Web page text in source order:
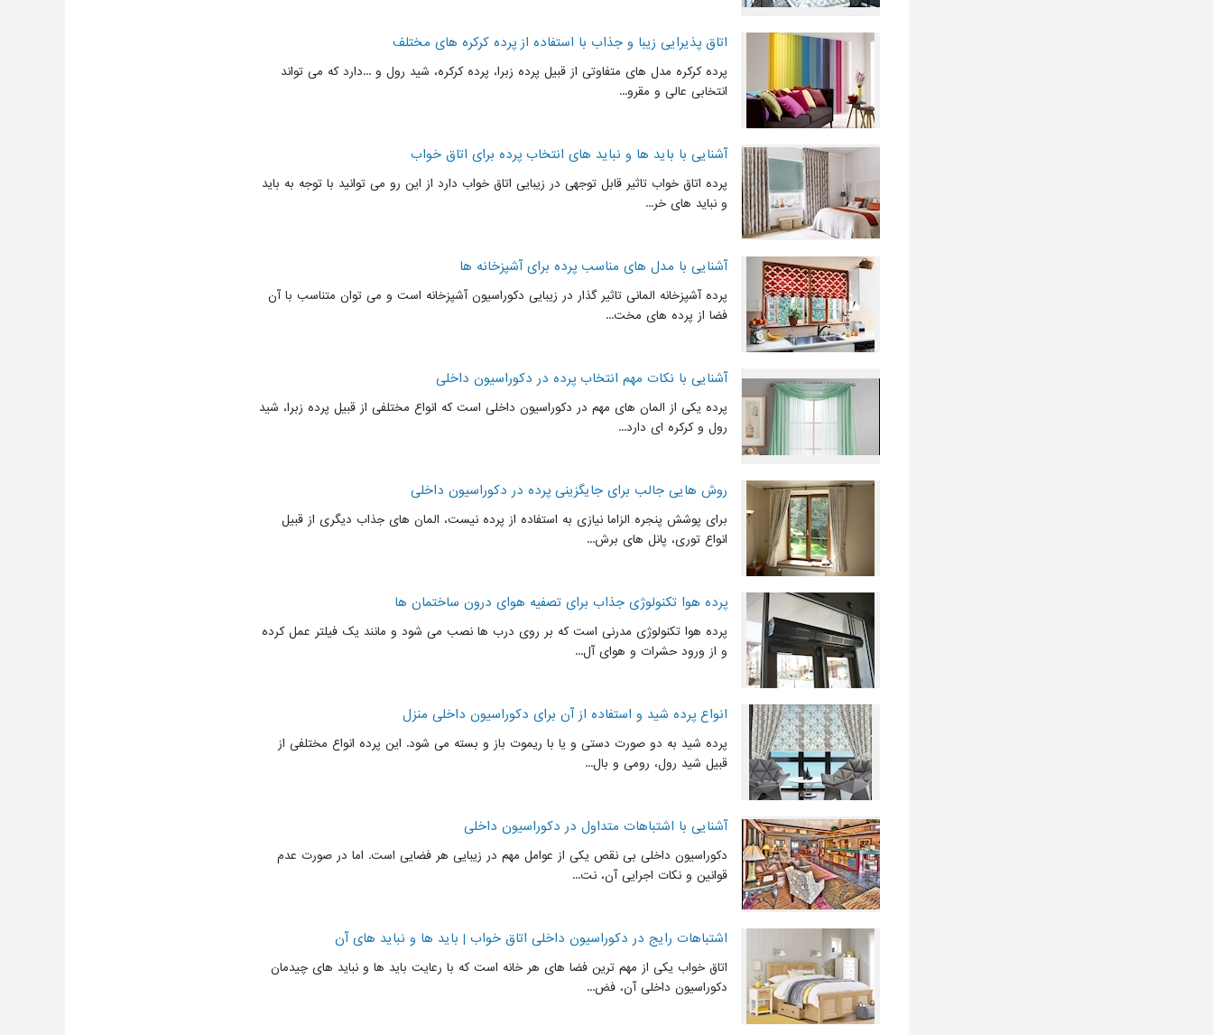
اتاق پذیرایی زیبا و جذاب با استفاده از پرده کرکره های مختلف
پرده کرکره مدل های متفاوتی از قبیل پرده زبرا، پرده کرکره، شید رول و ...دارد که می تواند
انتخابی عالی و مقرو...
آشنایی با باید ها و نباید های انتخاب پرده برای اتاق خواب
پرده اتاق خواب تاثیر قابل توجهی در زیبایی اتاق خواب دارد از این رو می توانید با توجه به باید
و نباید های خر...
آشنایی با مدل های مناسب پرده برای آشپزخانه ها
پرده آشپزخانه المانی تاثیر گذار در زیبایی دکوراسیون آشپزخانه است و می توان متناسب با آن
فضا از پرده های مخت...
آشنایی با نکات مهم انتخاب پرده در دکوراسیون داخلی
پرده یکی از المان های مهم در دکوراسیون داخلی است که انواع مختلفی از قبیل پرده زبرا، شید
رول و کرکره ای دارد...
روش هایی جالب برای جایگزینی پرده در دکوراسیون داخلی
برای پوشش پنجره الزاما نیازی به استفاده از پرده نیست، المان های جذاب دیگری از قبیل
انواع توری، پانل های برش...
پرده هوا تکنولوژی جذاب برای تصفیه هوای درون ساختمان ها
پرده هوا تکنولوژی مدرنی است که بر روی درب ها نصب می شود و مانند یک فیلتر عمل کرده
و از ورود حشرات و هوای آل...
انواع پرده شید و استفاده از آن برای دکوراسیون داخلی منزل
پرده شید به دو صورت دستی و یا با ریموت باز و بسته می شود. این پرده انواع مختلفی از
قبیل شید رول، رومی و بال...
آشنایی با اشتباهات متداول در دکوراسیون داخلی
دکوراسیون داخلی بی نقص یکی از عوامل مهم در زیبایی هر فضایی است. اما در صورت عدم
قوانین و نکات اجرایی آن، نت...
اشتباهات رایج در دکوراسیون داخلی اتاق خواب | باید ها و نباید های آن
اتاق خواب یکی از مهم ترین فضا های هر خانه است که با رعایت باید ها و نباید های چیدمان
دکوراسیون داخلی آن، فض...